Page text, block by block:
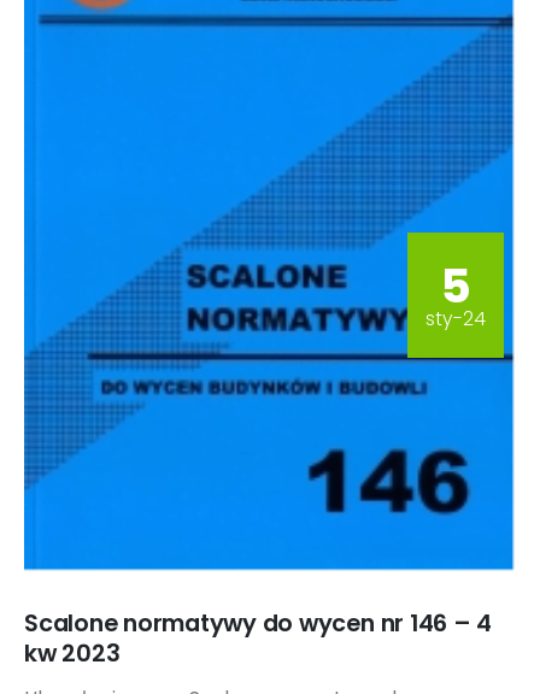
5
sty-24
Scalone normatywy do wycen nr 146 – 4
kw 2023